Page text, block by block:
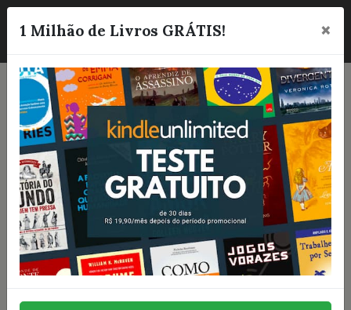
☰
1 Milhão de Livros GRÁTIS! ×